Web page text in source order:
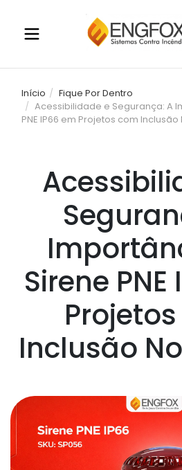
Início
Fique Por Dentro
Acessibilidade e Segurança: A
PNE IP66 em Projetos com
Sirene
Inclusão